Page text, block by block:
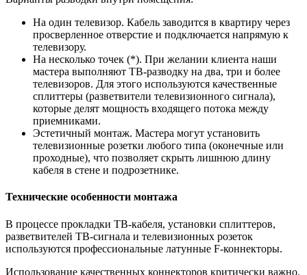
На один телевизор. Кабель заводится в квартиру через
просверленное отверстие и подключается напрямую к
телевизору.
На несколько точек (*). При желании клиента наши
мастера выполняют ТВ-разводку на два, три и более
телевизоров. Для этого используются качественные
сплиттеры (разветвители телевизионного сигнала),
которые делят мощность входящего потока между
приемниками.
Эстетичный монтаж. Мастера могут установить
телевизионные розетки любого типа (оконечные или
проходные), что позволяет скрыть лишнюю длину
кабеля в стене и подрозетнике.
Технические особенности монтажа
В процессе прокладки ТВ-кабеля, установки сплиттеров,
разветвителей ТВ-сигнала и телевизионных розеток
используются профессиональные латунные F-коннекторы.
Использование качественных коннекторов критически важно,